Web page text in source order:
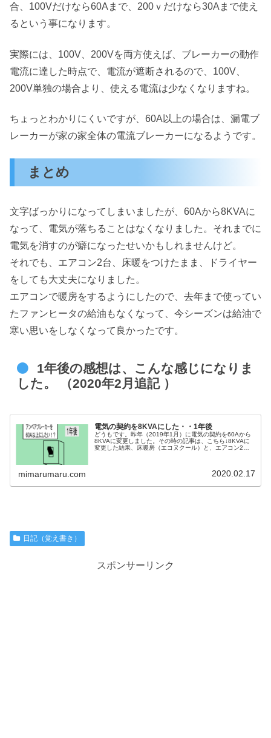
合、100Vだけなら60Aまで、200ｖだけなら30Aまで使え
るという事になります。
実際には、100V、200Vを両方使えば、ブレーカーの動作
電流に達した時点で、電流が遮断されるので、100V、
200V単独の場合より、使える電流は少なくなりますね。
ちょっとわかりにくいですが、60A以上の場合は、漏電ブ
レーカーが家の家全体の電流ブレーカーになるようです。
まとめ
文字ばっかりになってしまいましたが、60Aから8KVAに
なって、電気が落ちることはなくなりました。それまでに
電気を消すのが癖になったせいかもしれませんけど。
それでも、エアコン2台、床暖をつけたまま、ドライヤー
をしても大丈夫になりました。
エアコンで暖房をするようにしたので、去年まで使ってい
たファンヒータの給油もなくなって、今シーズンは給油で
寒い思いをしなくなって良かったです。
1年後の感想は、こんな感じになりま
した。 （2020年2月追記 ）
電気の契約を8KVAにした・・1年後
どうもです。昨年（2019年1月）に電気の契約を60Aから
8KVAに変更しました。その時の記事は、こちら↓8KVAに
変更した結果、床暖房（エコヌクール）と、エアコン2
mimarumaru.com 2020.02.17
日記（覚え書き）
スポンサーリンク